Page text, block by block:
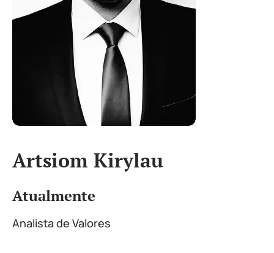
Artsiom Kirylau
Atualmente
Analista de Valores